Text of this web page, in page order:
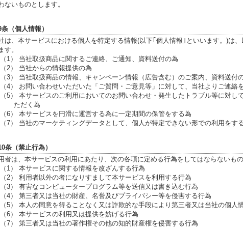
ないものとします。
（個人情報）
は、本サービスにおける個人を特定する情報(以下｢個人情報｣といいます。)は
す。
（1） 当社取扱商品に関するご連絡、ご通知、資料送付の為
（2） 当社からの情報提供の為
（3） 当社取扱商品の情報、キャンペーン情報（広告含む）のご案内、資料送付
（4） お問い合わせいただいた「ご質問・ご意見等」に対して、当社よりご連絡
（5） 本サービスのご利用においてのお問い合わせ・発生したトラブル等に対し
ただく為
（6） 本サービスを円滑に運営する為に一定期間の保管をする為
（7） 当社のマーケティングデータとして、個人が特定できない形での利用をす
条（禁止行為）
者は、本サービスの利用にあたり、次の各項に定める行為をしてはならないもの
（1） 本サービスに関する情報を改ざんする行為
（2） 利用者以外の者になりすまして本サービスを利用する行為
（3） 有害なコンピュータープログラム等を送信又は書き込む行為
（4） 第三者又は当社の財産、名誉及びプライバシー等を侵害する行為
（5） 本人の同意を得ることなく又は詐欺的な手段により第三者又は当社の個人
（6） 本サービスの利用又は提供を妨げる行為
（7） 第三者又は当社の著作権その他の知的財産権を侵害する行為